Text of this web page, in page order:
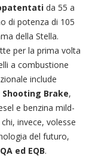
da 55 a
di potenza di 105
della Stella.
per la prima volta
a combustione
include
Shooting Brake,
e benzina mild-
invece, volesse
del futuro,
ed EQB.